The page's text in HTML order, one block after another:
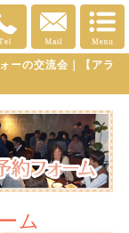
ーの交流会｜【アラ
ム